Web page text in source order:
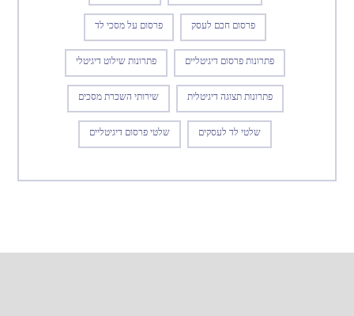
פרסום חכם לעסק פרסום על מסכי לד
פתרונות פרסום דיגיטליים פתרונות שילוט דיגיטלי
פתרונות תצוגה דיגיטלית שירותי השכרת מסכים
שלטי לד לעסקים שלטי פרסום דיגיטליים